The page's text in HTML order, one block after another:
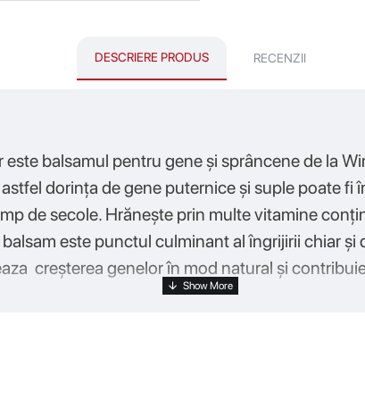
DESCRIERE PRODUS RECENZII
balsamul pentru gene și sprâncene de la
dorința de gene puternice și suple poate fi
de secole. Hrănește prin multe vitamine
este punctul culminant al îngrijirii chiar
creșterea genelor în mod natural și